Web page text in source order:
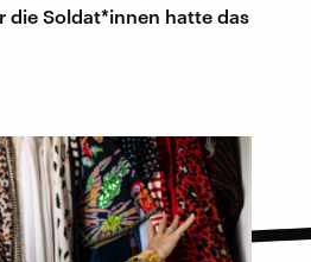
die Soldat*innen hatte das